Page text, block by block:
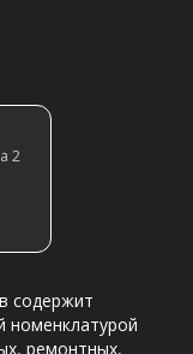
2
содержит
номенклатурой
ремонтных,